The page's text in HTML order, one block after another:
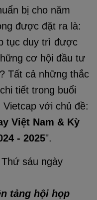
bị cho năm
được đặt ra là:
tục duy trì được
cơ hội đầu tư
Tất cả những thắc
tiết trong buổi
với chủ đề:
Việt Nam & Kỳ
- 2025".
sáu ngày
tảng hội họp